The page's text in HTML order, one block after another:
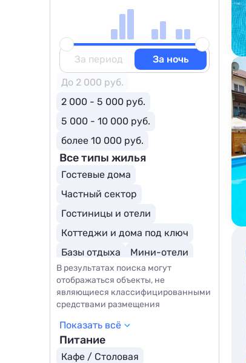
За период
За ночь
До 2 000 руб.
2 000 - 5 000 руб.
5 000 - 10 000 руб.
более 10 000 руб.
Все типы жилья
Гостевые дома
Частный сектор
Гостиницы и отели
Коттеджи и дома под ключ
Базы отдыха
Мини-отели
Арт-отели
Бутик-отели
Отели для молодоженов
Курортные отели
Шале
В результатах поиска могут
отображаться объекты, не
являющиеся классифицированными
средствами размещения
Показать всё
Питание
Кафе / Столовая